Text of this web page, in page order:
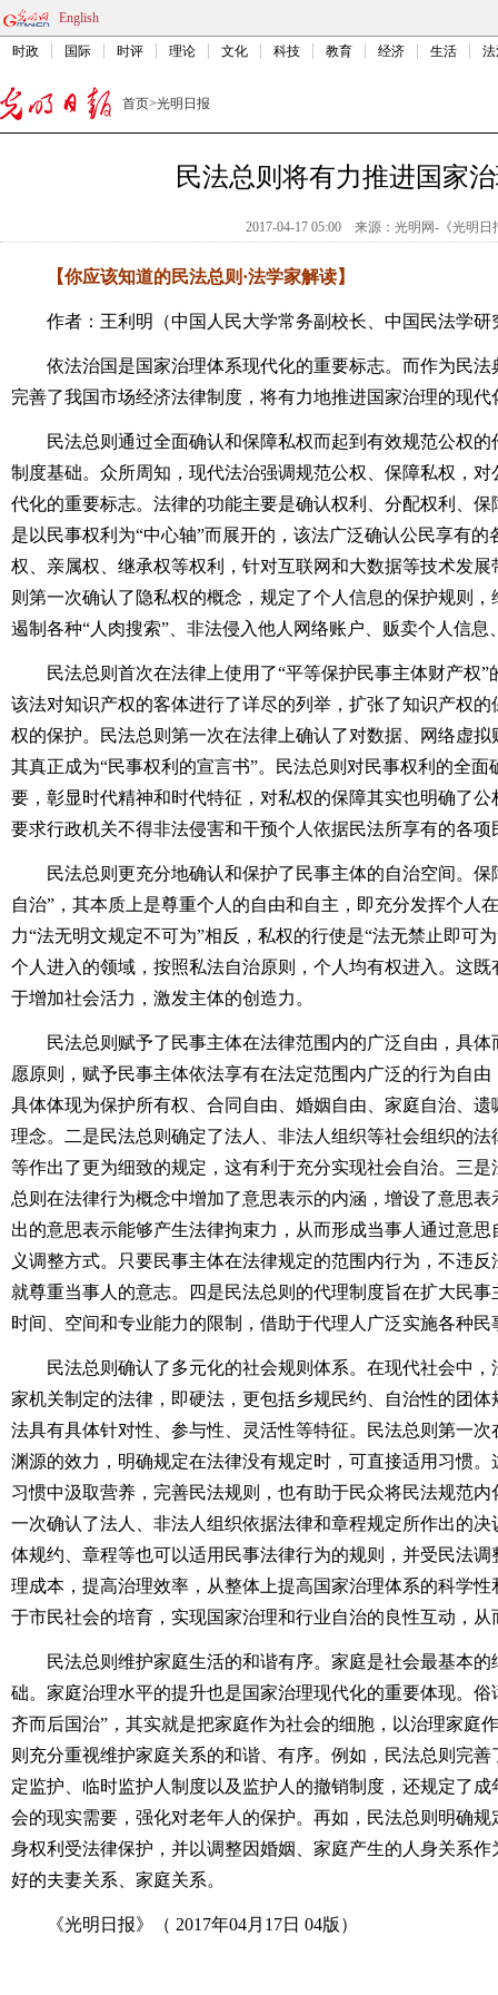
English
时政 国际 时评 理论 文化 科技 教育 经济 生活
首页>光明日报
民法总则将有力推进国家
2017-04-17 05:00 来源： 光明网-《光明日
【你应该知道的民法总则·法学家解读】
作者：王利明（中国人民大学常务副校长、中国民法学研
依法治国是国家治理体系现代化的重要标志。而作为民法
完善了我国市场经济法律制度，将有力地推进国家治理的现代
民法总则通过全面确认和保障私权而起到有效规范公权的
制度基础。众所周知，现代法治强调规范公权、保障私权，
代化的重要标志。法律的功能主要是确认权利、分配权利、
是以民事权利为“中心轴”而展开的，该法广泛确认公民享有
权、亲属权、继承权等权利，针对互联网和大数据等技术发
则第一次确认了隐私权的概念，规定了个人信息的保护规则
遏制各种“人肉搜索”、非法侵入他人网络账户、贩卖个人信息
民法总则首次在法律上使用了“平等保护民事主体财产权”
该法对知识产权的客体进行了详尽的列举，扩张了知识产权
权的保护。民法总则第一次在法律上确认了对数据、网络虚
其真正成为“民事权利的宣言书”。民法总则对民事权利的全
要，彰显时代精神和时代特征，对私权的保障其实也明确了
要求行政机关不得非法侵害和干预个人依据民法所享有的各项
民法总则更充分地确认和保护了民事主体的自治空间。保
自治”，其本质上是尊重个人的自由和自主，即充分发挥个人
力“法无明文规定不可为”相反，私权的行使是“法无禁止即可
个人进入的领域，按照私法自治原则，个人均有权进入。这
于增加社会活力，激发主体的创造力。
民法总则赋予了民事主体在法律范围内的广泛自由，具体
愿原则，赋予民事主体依法享有在法定范围内广泛的行为自
具体体现为保护所有权、合同自由、婚姻自由、家庭自治、
理念。二是民法总则确定了法人、非法人组织等社会组织的
等作出了更为细致的规定，这有利于充分实现社会自治。三
总则在法律行为概念中增加了意思表示的内涵，增设了意思
出的意思表示能够产生法律拘束力，从而形成当事人通过意
义调整方式。只要民事主体在法律规定的范围内行为，不违
就尊重当事人的意志。四是民法总则的代理制度旨在扩大民
时间、空间和专业能力的限制，借助于代理人广泛实施各种民
民法总则确认了多元化的社会规则体系。在现代社会中，
家机关制定的法律，即硬法，更包括乡规民约、自治性的团
法具有具体针对性、参与性、灵活性等特征。民法总则第一
渊源的效力，明确规定在法律没有规定时，可直接适用习惯
习惯中汲取营养，完善民法规则，也有助于民众将民法规范
一次确认了法人、非法人组织依据法律和章程规定所作出的
体规约、章程等也可以适用民事法律行为的规则，并受民法
理成本，提高治理效率，从整体上提高国家治理体系的科学
于市民社会的培育，实现国家治理和行业自治的良性互动，
民法总则维护家庭生活的和谐有序。家庭是社会最基本的
础。家庭治理水平的提升也是国家治理现代化的重要体现。俗
齐而后国治”，其实就是把家庭作为社会的细胞，以治理家庭
则充分重视维护家庭关系的和谐、有序。例如，民法总则完
定监护、临时监护人制度以及监护人的撤销制度，还规定了
会的现实需要，强化对老年人的保护。再如，民法总则明确
身权利受法律保护，并以调整因婚姻、家庭产生的人身关系
好的夫妻关系、家庭关系。
《光明日报》（ 2017年04月17日 04版）